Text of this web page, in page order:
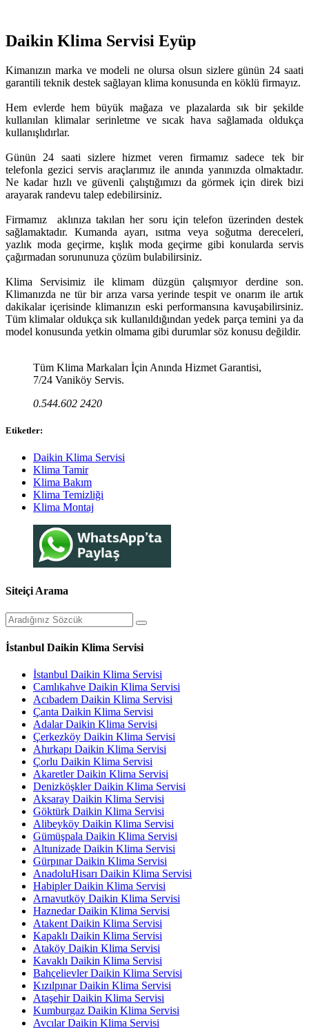
Daikin Klima Servisi Eyüp
Kimanızın marka ve modeli ne olursa olsun sizlere günün 24 saati
garantili teknik destek sağlayan klima konusunda en köklü firmayız.
Hem evlerde hem büyük mağaza ve plazalarda sık bir şekilde
kullanılan klimalar serinletme ve sıcak hava sağlamada oldukça
kullanışlıdırlar.
Günün 24 saati sizlere hizmet veren firmamız sadece tek bir
telefonla gezici servis araçlarımız ile anında yanınızda olmaktadır.
Ne kadar hızlı ve güvenli çalıştığımızı da görmek için direk bizi
arayarak randevu talep edebilirsiniz.
Firmamız aklınıza takılan her soru için telefon üzerinden destek
sağlamaktadır. Kumanda ayarı, ısıtma veya soğutma dereceleri,
yazlık moda geçirme, kışlık moda geçirme gibi konularda servis
çağırmadan sorununuza çözüm bulabilirsiniz.
Klima Servisimiz ile klimam düzgün çalışmıyor derdine son.
Klimanızda ne tür bir arıza varsa yerinde tespit ve onarım ile artık
dakikalar içerisinde klimanızın eski performansına kavuşabilirsiniz.
Tüm klimalar oldukça sık kullanıldığından yedek parça temini ya da
model konusunda yetkin olmama gibi durumlar söz konusu değildir.
Tüm Klima Markaları İçin Anında Hizmet Garantisi,
7/24 Vaniköy Servis.
0.544.602 2420
Etiketler:
Daikin Klima Servisi
Klima Tamir
Klima Bakım
Klima Temizliği
Klima Montaj
Siteiçi Arama
İstanbul Daikin Klima Servisi
İstanbul Daikin Klima Servisi
Camlıkahve Daikin Klima Servisi
Acıbadem Daikin Klima Servisi
Çanta Daikin Klima Servisi
Adalar Daikin Klima Servisi
Çerkezköy Daikin Klima Servisi
Ahırkapı Daikin Klima Servisi
Çorlu Daikin Klima Servisi
Akaretler Daikin Klima Servisi
Denizköşkler Daikin Klima Servisi
Aksaray Daikin Klima Servisi
Göktürk Daikin Klima Servisi
Alibeyköy Daikin Klima Servisi
Gümüşpala Daikin Klima Servisi
Altunizade Daikin Klima Servisi
Gürpınar Daikin Klima Servisi
AnadoluHisarı Daikin Klima Servisi
Habipler Daikin Klima Servisi
Arnavutköy Daikin Klima Servisi
Haznedar Daikin Klima Servisi
Atakent Daikin Klima Servisi
Kapaklı Daikin Klima Servisi
Ataköy Daikin Klima Servisi
Kavaklı Daikin Klima Servisi
Bahçelievler Daikin Klima Servisi
Kızılpınar Daikin Klima Servisi
Ataşehir Daikin Klima Servisi
Kumburgaz Daikin Klima Servisi
Avcılar Daikin Klima Servisi